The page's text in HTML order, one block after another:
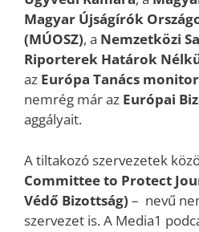
Magyar Újságírók
(MÚOSZ), a Nemzetközi
Riporterek Határok
az Európa Tanács
nemrég már az Európai
aggályait.
A tiltakozó szervezetek
Committee to Protect
Védő Bizottság) – nevű
szervezet is. A Media1